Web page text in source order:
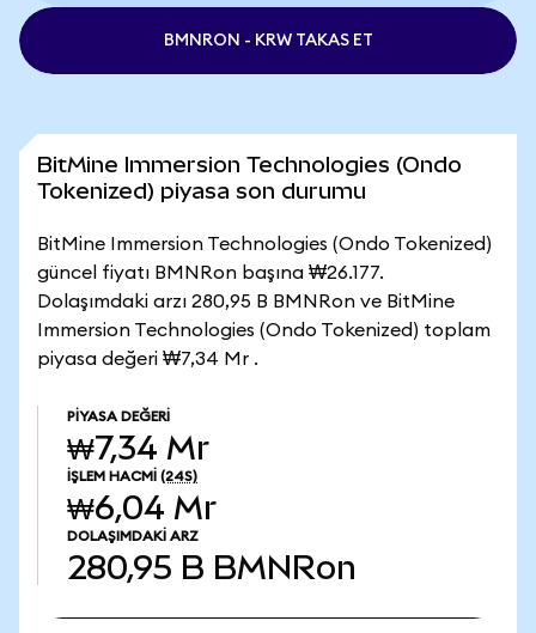
BMNRON - KRW TAKAS ET
BitMine Immersion Technologies (Ondo
Tokenized) piyasa son durumu
BitMine Immersion Technologies (Ondo Tokenized)
güncel fiyatı BMNRon başına ₩26.177.
Dolaşımdaki arzı 280,95 B BMNRon ve BitMine
Immersion Technologies (Ondo Tokenized) toplam
piyasa değeri ₩7,34 Mr .
PIYASA DEĞERI
₩7,34 Mr
İŞLEM HACMI (24S)
₩6,04 Mr
DOLAŞIMDAKI ARZ
280,95 B BMNRon